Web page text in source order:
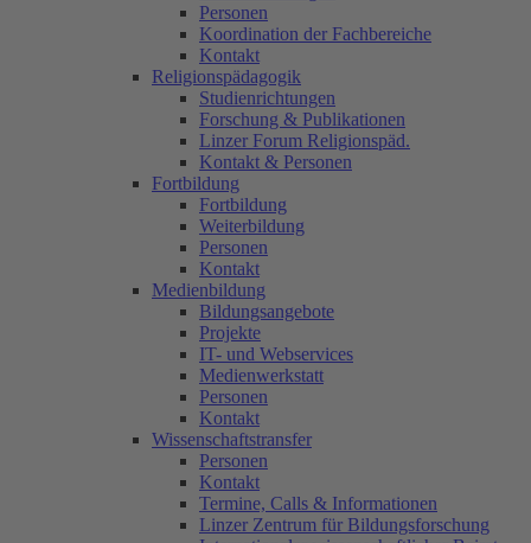
Personen
Koordination der Fachbereiche
Kontakt
Religionspädagogik
Studienrichtungen
Forschung & Publikationen
Linzer Forum Religionspäd.
Kontakt & Personen
Fortbildung
Fortbildung
Weiterbildung
Personen
Kontakt
Medienbildung
Bildungsangebote
Projekte
IT- und Webservices
Medienwerkstatt
Personen
Kontakt
Wissenschaftstransfer
Personen
Kontakt
Termine, Calls & Informationen
Linzer Zentrum für Bildungsforschung